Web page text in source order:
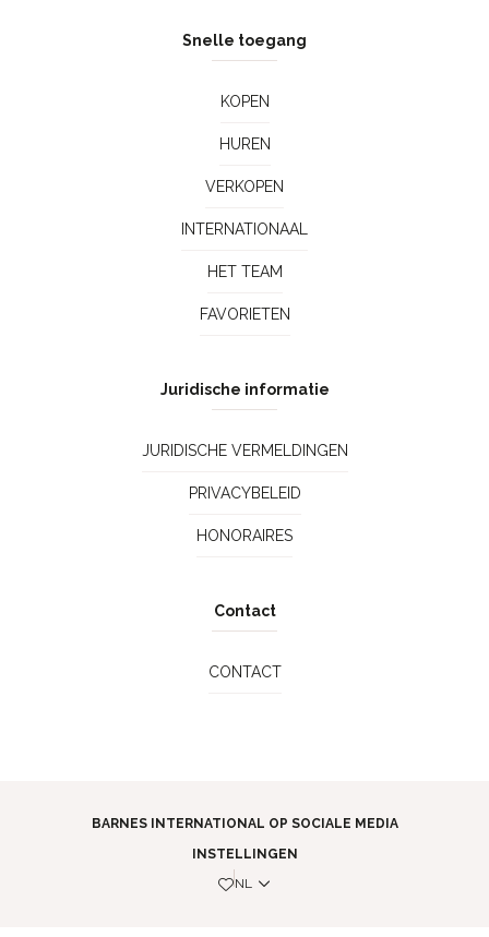
Snelle toegang
KOPEN
HUREN
VERKOPEN
INTERNATIONAAL
HET TEAM
FAVORIETEN
Juridische informatie
JURIDISCHE VERMELDINGEN
PRIVACYBELEID
HONORAIRES
Contact
CONTACT
BARNES INTERNATIONAL OP SOCIALE MEDIA
INSTELLINGEN
NL